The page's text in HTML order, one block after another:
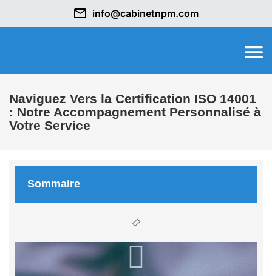
info@cabinetnpm.com
Naviguez Vers la Certification ISO 14001
: Notre Accompagnement Personnalisé à
Votre Service
Sommaire